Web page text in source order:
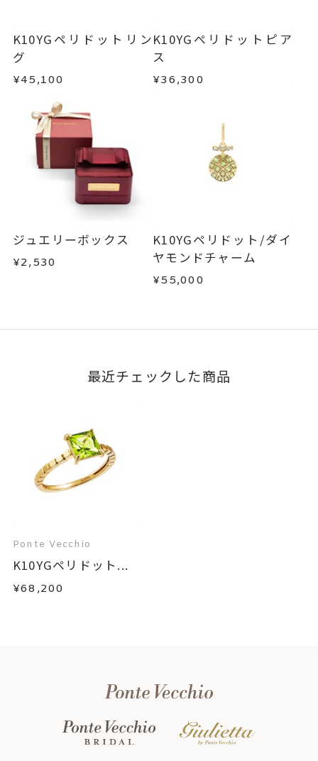
K10YGペリドットリン
グ
¥45,100
K10YGペリドットピア
ス
¥36,300
ジュエリーボックス
¥2,530
K10YGペリドット/ダイ
ヤモンドチャーム
¥55,000
最近チェックした商品
Ponte Vecchio
K10YGペリドット...
¥68,200